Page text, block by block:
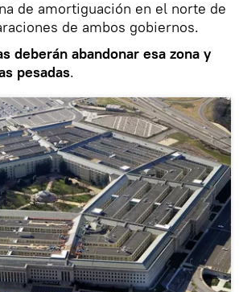
de amortiguación en el norte de
de ambos gobiernos.
deberán abandonar esa zona y
pesadas.